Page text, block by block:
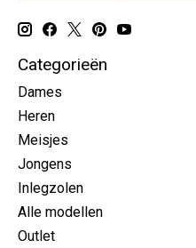
Categorieën
Dames
Heren
Meisjes
Jongens
Inlegzolen
Alle modellen
Outlet